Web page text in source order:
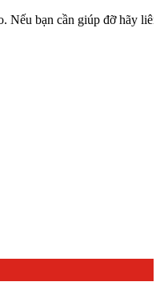
cần giúp đỡ hãy liên hệ với